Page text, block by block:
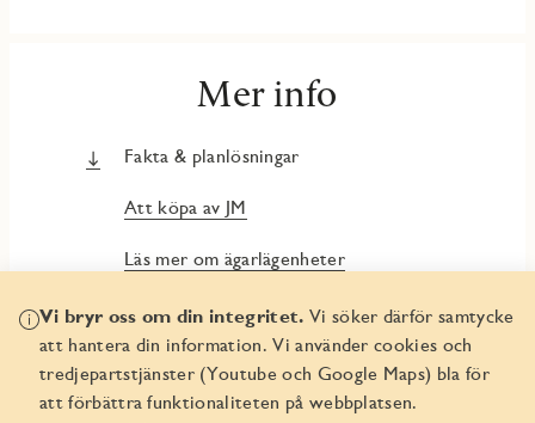
Mer info
Fakta & planlösningar
Att köpa av JM
Läs mer om ägarlägenheter
JMs Trygghetspaket
In English - Buying a freehold apartment
In English - Security Package
Vi bryr oss om din integritet. Vi söker därför samtycke
att hantera din information. Vi använder cookies och
tredjepartstjänster (Youtube och Google Maps) bla för
att förbättra funktionaliteten på webbplatsen.